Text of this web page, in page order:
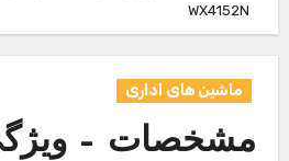
WX4152N
ماشین های اداری
مشخصات –